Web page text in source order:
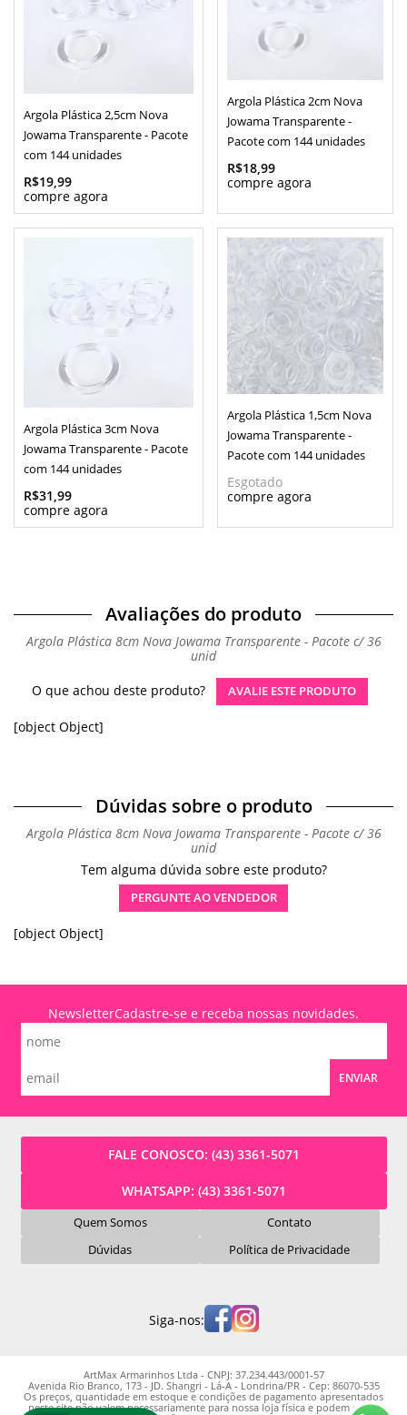
Argola Plástica 2,5cm Nova
Jowama Transparente - Pacote
com 144 unidades
R$19,99
Argola Plástica 2cm Nova
Jowama Transparente -
Pacote com 144 unidades
R$18,99
Argola Plástica 3cm Nova
Jowama Transparente - Pacote
com 144 unidades
R$31,99
Argola Plástica 1,5cm Nova
Jowama Transparente -
Pacote com 144 unidades
Esgotado
Avaliações do produto
Argola Plástica 8cm Nova Jowama Transparente - Pacote c/ 36
unid
O que achou deste produto?
AVALIE ESTE PRODUTO
[object Object]
Dúvidas sobre o produto
Argola Plástica 8cm Nova Jowama Transparente - Pacote c/ 36
unid
Tem alguma dúvida sobre este produto?
PERGUNTE AO VENDEDOR
[object Object]
NewsletterCadastre-se e receba nossas novidades.
ENVIAR
FALE CONOSCO: (43) 3361-5071
WHATSAPP: (43) 3361-5071
Quem Somos
Contato
Dúvidas
Política de Privacidade
Siga-nos:
ArtMax Armarinhos Ltda - CNPJ: 37.234.443/0001-57
Avenida Rio Branco, 173 - JD. Shangri - Lá-A - Londrina/PR - Cep: 86070-535
Os preços, quantidade em estoque e condições de pagamento apresentados
neste site não valem necessariamente para nossa loja física e podem sofrer